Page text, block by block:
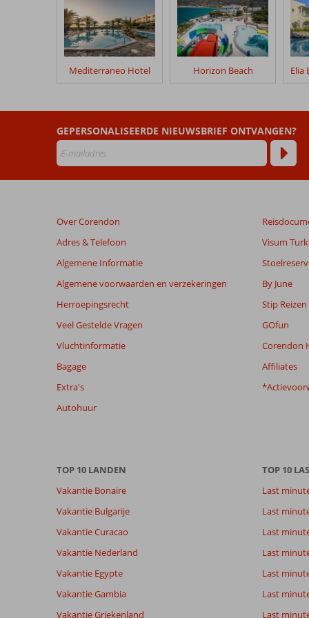
geschreven
na
hun
verblijf
Bella
Beoordelingen
die
ouder
zijn
dan
worden
niet
meer
weergegeven
de
relevantie
van
de
getoonde
Totale score
Gebaseerd op:
609,2
Uitstekend
Eten
Wifi
Ervaringen
van onze
Mediterraneo Hotel Horizon Beach
GEPERSONALISEERDE NIEUWSBRIEF ONTVANGEN?
Over Corendon
Adres & Telefoon
Algemene Informatie
Algemene voorwaarden en verzekeringen
Herroepingsrecht
Veel Gestelde Vragen
Vluchtinformatie
Bagage
Extra's
Autohuur
Visum
By June
Stip Reizen
GOfun
Corendon
Affiliates
TOP 10 LANDEN
Vakantie Bonaire
Vakantie Bulgarije
Vakantie Curacao
Vakantie Nederland
Vakantie Egypte
Vakantie Gambia
Vakantie Griekenland
TOP 10
Last
Last
Last
Last
Last
Last
Last